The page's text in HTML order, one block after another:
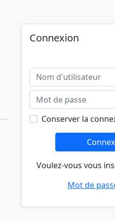
Connexion
Conserver la
Voulez-vous vous
Mot de